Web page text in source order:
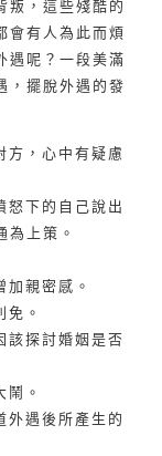
叛，這些殘酷的
會有人為此而煩
遇呢？一段美滿
，擺脫外遇的發
方，心中有疑慮
怒下的自己說出
上策。
親密感。
。
該探討婚姻是否
。
外遇後所產生的